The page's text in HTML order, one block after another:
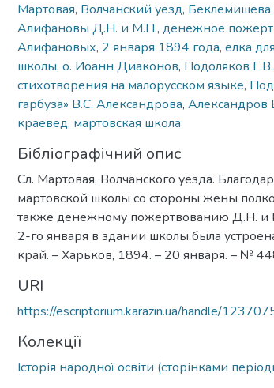
Мартовая, Волчанский уезд, Беклемишева
Алифановы Д.Н. и М.П., денежное
Алифановых, 2 января 1894 года, елка
школы, о. Иоанн Диаконов, Подоляков
стихотворения на малорусском языке,
гарбуза» В.С. Александрова, Александров
краевед, мартовская школа
Бібліографічний опис
Сл. Мартовая, Волчанского уезда.
мартовской школы со стороны жены
также денежному пожертвованию Д.Н.
2-го января в здании школы была
край. – Харьков, 1894. – 20 января. – №
URI
https://escriptorium.karazin.ua/handle/
Колекції
Історія народної освіти (сторінками